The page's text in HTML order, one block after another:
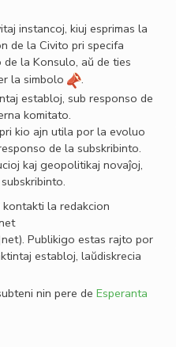
instancoj, kiuj esprimas la
de la Civito pri specifa
la Konsulo, aŭ de ties
la simbolo
.
establoj, sub responso de
komitato.
kio ajn utila por la evoluo
de la subskribinto.
kaj geopolitikaj novaĵoj,
kontakti la redakcion
. Publikigo estas rajto por
establoj, laŭdiskrecia
nin pere de Esperanta